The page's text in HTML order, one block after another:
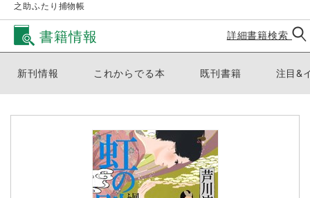
之助ふたり捕物帳
書籍情報 詳細書籍検索
新刊情報 これからでる本 既刊書籍 注目&